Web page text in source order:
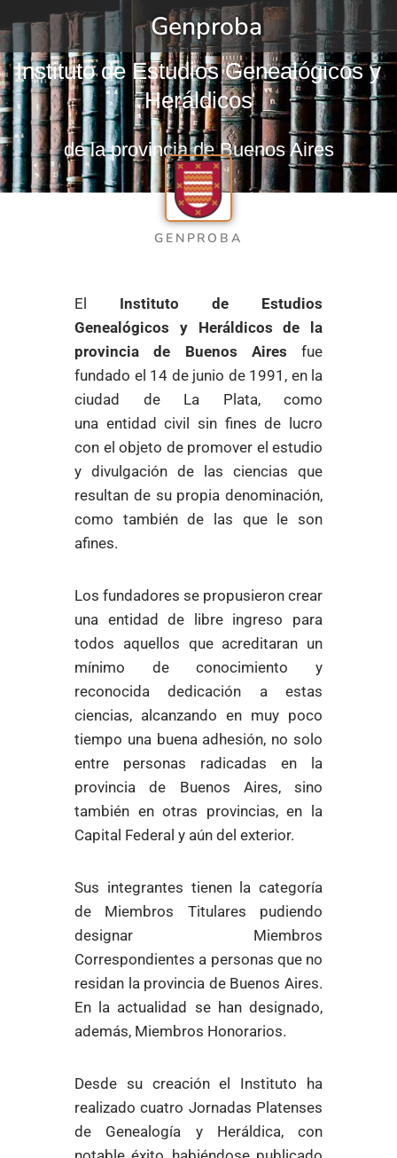
Genproba
Instituto de Estudios Genealógicos y
Heráldicos
de la provincia de Buenos Aires
GENPROBA
El Instituto de Estudios
Genealógicos y Heráldicos de la
provincia de Buenos Aires fue
fundado el 14 de junio de 1991, en la
ciudad de La Plata, como
una entidad civil sin fines de lucro
con el objeto de promover el estudio
y divulgación de las ciencias que
resultan de su propia denominación,
como también de las que le son
afines.
Los fundadores se propusieron crear
una entidad de libre ingreso para
todos aquellos que acreditaran un
mínimo de conocimiento y
reconocida dedicación a estas
ciencias, alcanzando en muy poco
tiempo una buena adhesión, no solo
entre personas radicadas en la
provincia de Buenos Aires, sino
también en otras provincias, en la
Capital Federal y aún del exterior.
Sus integrantes tienen la categoría
de Miembros Titulares pudiendo
designar Miembros
Correspondientes a personas que no
residan la provincia de Buenos Aires.
En la actualidad se han designado,
además, Miembros Honorarios.
Desde su creación el Instituto ha
realizado cuatro Jornadas Platenses
de Genealogía y Heráldica, con